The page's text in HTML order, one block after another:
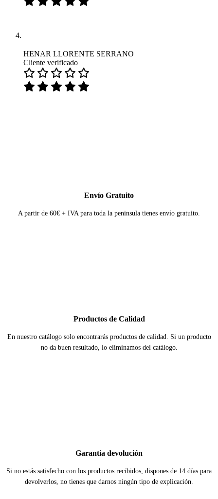
HENAR LLORENTE SERRANO
Cliente verificado
Envío Gratuito
A partir de 60€ + IVA para toda la peninsula tienes envío gratuito.
Productos de Calidad
En nuestro catálogo solo encontrarás productos de calidad. Si un producto
no da buen resultado, lo eliminamos del catálogo.
Garantia devolución
Si no estás satisfecho con los productos recibidos, dispones de 14 días para
devolverlos, no tienes que darnos ningún tipo de explicación.